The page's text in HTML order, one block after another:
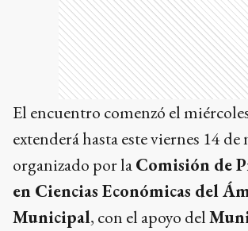
El encuentro comenzó el
extenderá hasta este viernes 14
organizado por laComisión de
en Ciencias Económicas del
Municipal, con el apoyo del